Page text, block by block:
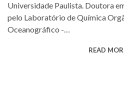
Universidade Paulista. Doutora
pelo Laboratório de Química
Oceanográfico -…
READ